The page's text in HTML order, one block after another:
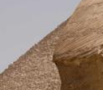
c
o
m
p